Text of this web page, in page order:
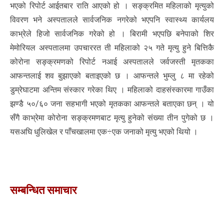
भएको रिपोर्ट आईतबार राति आएको हो । सङ्क्रमित महिलाको मृत्युको
विवरण भने अस्पतालले सार्वजनिक नगरेको भएपनि स्वास्थ्य कार्यलय
काभ्रेले हिजो सार्वजनिक गरेको हो । बिरामी भएपछि बनेपाको शिर
मेमोरियल अस्पतालमा उपचाररत ती महिलाको २५ गते मृत्यु हुने बित्तिकै
कोरोना सङ्क्रमणको रिपोर्ट नआई अस्पतालले जर्वजस्ती मृतकका
आफन्तलाई शव बुझाएको बताइएको छ । आफन्तले भुम्लु ८ मा रहेको
डुम्रेघाटमा अन्तिम संस्कार गरेका थिए । महिलाको दाहसंस्कारमा गाउँका
झण्डै ५०/६० जना सहभागी भएको मृतकका आफन्तले बताएका छन् । यो
सँगै काभ्रेमा कोरोना सङ्क्रमणबाट मृत्यु हुनेको संख्या तीन पुगेको छ ।
यसअघि धुलिखेल र पाँचखालमा एक÷एक जनाको मृत्यु भएको थियो ।
सम्बन्धित समाचार